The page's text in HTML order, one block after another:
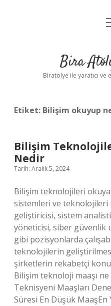
Bira
Biratolye ile yaratıcı
Etiket: Bilişim okuyup
Bilişim
Nedir
Tarih: Aralık 5, 2024
Bilişim teknolojileri
sistemleri ve teknolojileri
geliştiricisi, sistem
yöneticisi, siber güvenlik
gibi pozisyonlarda
teknolojilerin
şirketlerin rekabetçi
Bilişim teknoloji maaşı
Teknisyeni Maaşları
Süresi En Düşük MaaşEn